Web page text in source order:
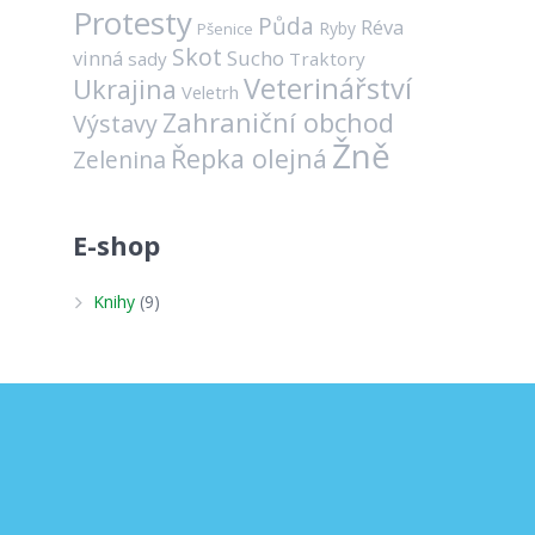
Protesty Pšenice Půda Ryby Réva
vinná sady Skot Sucho Traktory
Ukrajina Veletrh Veterinářství
VýstavyZahraniční obchod
Zelenina Řepka olejná Žně
E-shop
Knihy (9)